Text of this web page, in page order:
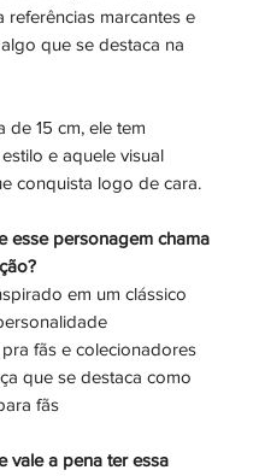
referências marcantes e
que se destaca na
de 15 cm, ele tem
e aquele visual
conquista logo de cara.
esse personagem chama
em um clássico
fãs e colecionadores
que se destaca como
fãs
vale a pena ter essa